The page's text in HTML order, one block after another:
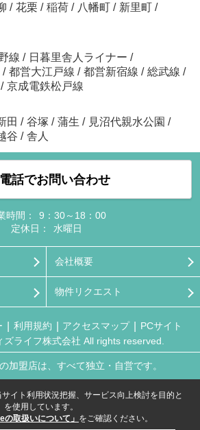
/ 花栗 / 稲荷 / 八幡町 / 新里町 /
線 / 日暮里舎人ライナー /
/ 都営大江戸線 / 都営新宿線 / 総武線 /
/ 京成電鉄松戸線
田 / 谷塚 / 蒲生 / 見沼代親水公園 /
谷 / 舎人
電話でお問い合わせ
時間：
9：30～18：00
定休日：
水曜日
会社概要
物件リクエスト
利用規約 アクセスマップ
PCサイト
ズライフ株式会社 All rights reserved.
加盟店は、すべて独立・自営です。
イト利用状況把握、サービス向上検討を目的と
使用しています。
の取扱いについて」 をご確認ください。